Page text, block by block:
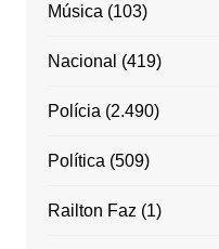
Música (103)
Nacional (419)
Polícia (2.490)
Política (509)
Railton Faz (1)